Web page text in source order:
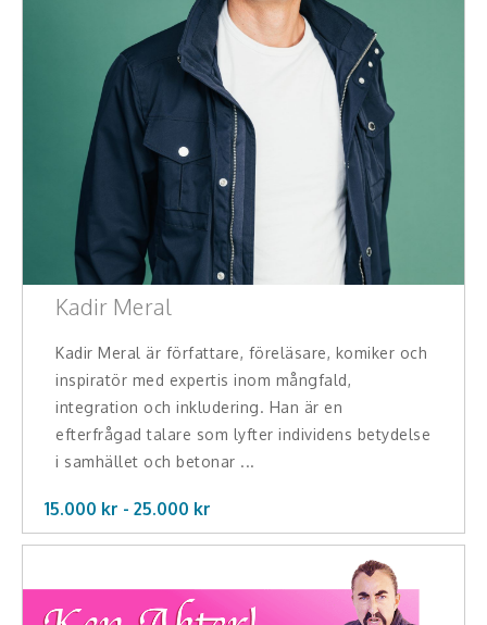
Kadir Meral
Kadir Meral är författare, föreläsare, komiker och
inspiratör med expertis inom mångfald,
integration och inkludering. Han är en
efterfrågad talare som lyfter individens betydelse
i samhället och betonar ...
15.000 kr - 25.000 kr